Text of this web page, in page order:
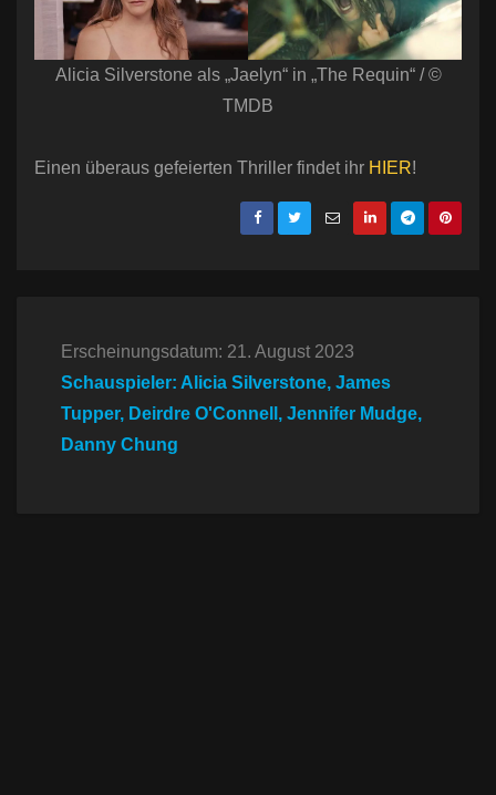
Alicia Silverstone als „Jaelyn“ in „The Requin“ / ©
TMDB
Einen überaus gefeierten Thriller findet ihr HIER!
Erscheinungsdatum: 21. August 2023
Schauspieler: Alicia Silverstone, James
Tupper, Deirdre O'Connell, Jennifer Mudge,
Danny Chung